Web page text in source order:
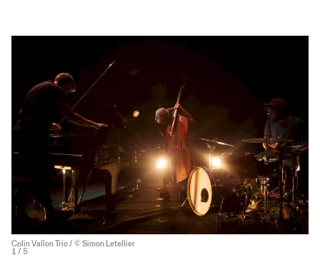
Colin Vallon Trio / © Simon Letellier
1 / 5